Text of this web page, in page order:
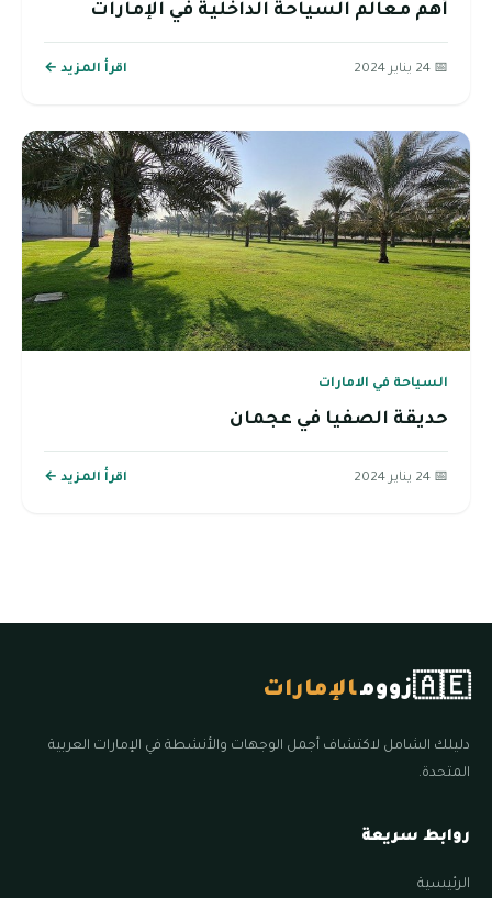
أهم معالم السياحة الداخلية في الإمارات
📅 24 يناير 2024 اقرأ المزيد ←
السياحة في الامارات
حديقة الصفيا في عجمان
📅 24 يناير 2024 اقرأ المزيد ←
🇦🇪زوومالإمارات
دليلك الشامل لاكتشاف أجمل الوجهات والأنشطة في الإمارات العربية
المتحدة.
روابط سريعة
الرئيسية